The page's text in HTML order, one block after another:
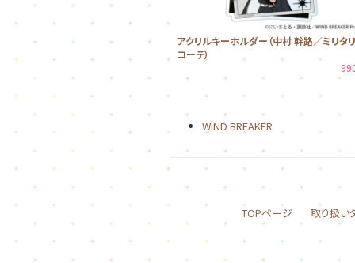
アクリルキーホルダー（中村 幹路／ミリタ
コーデ）
WIND BREAKER
TOPページ 取り扱い